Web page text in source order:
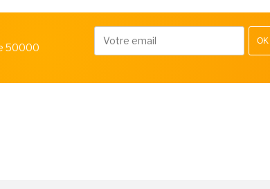
50000
OK